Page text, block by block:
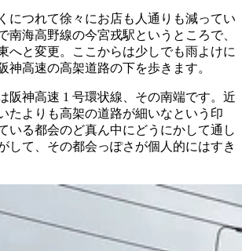
につれて徐々にお店も人通りも減ってい
南海高野線の今宮戎駅というところで、
へと変更。ここからは少しでも雨よけに
神高速の高架道路の下を歩きます。
阪神高速 1 号環状線、その南端です。近
たよりも高架の道路が細いなという印
いる都会のど真ん中にどうにかして通し
して、その都会っぽさが個人的にはすき